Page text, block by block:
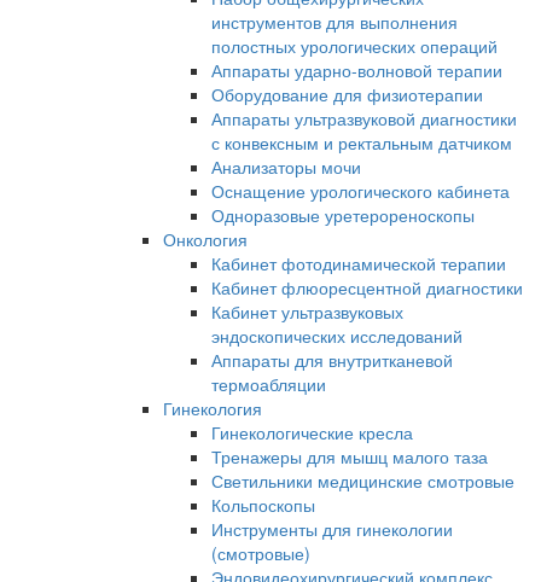
инструментов для выполнения
полостных урологических операций
Аппараты ударно-волновой терапии
Оборудование для физиотерапии
Аппараты ультразвуковой диагностики
с конвексным и ректальным датчиком
Анализаторы мочи
Оснащение урологического кабинета
Одноразовые уретерореноскопы
Онкология
Кабинет фотодинамической терапии
Кабинет флюоресцентной диагностики
Кабинет ультразвуковых
эндоскопических исследований
Аппараты для внутритканевой
термоабляции
Гинекология
Гинекологические кресла
Тренажеры для мышц малого таза
Светильники медицинские смотровые
Кольпоскопы
Инструменты для гинекологии
(смотровые)